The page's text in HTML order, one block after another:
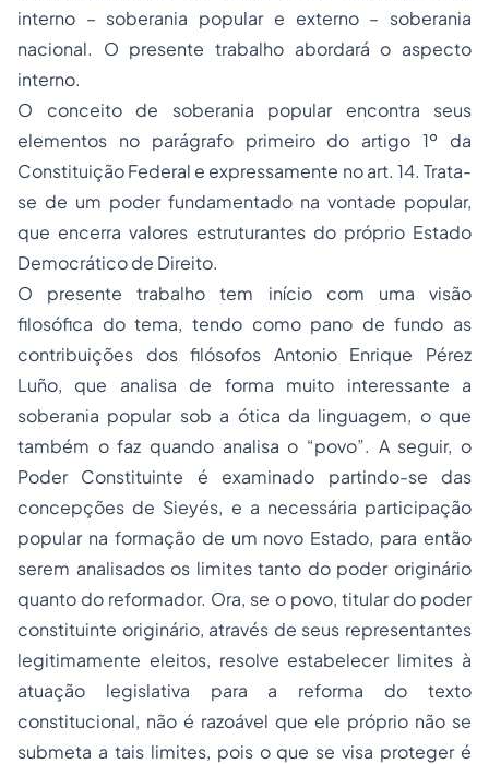
interno – soberania popular e externo – soberania
nacional. O presente trabalho abordará o aspecto
interno.
O conceito de soberania popular encontra seus
elementos no parágrafo primeiro do artigo 1º da
Constituição Federal e expressamente no art. 14. Trata-
se de um poder fundamentado na vontade popular,
que encerra valores estruturantes do próprio Estado
Democrático de Direito.
O presente trabalho tem início com uma visão
filosófica do tema, tendo como pano de fundo as
contribuições dos filósofos Antonio Enrique Pérez
Luño, que analisa de forma muito interessante a
soberania popular sob a ótica da linguagem, o que
também o faz quando analisa o “povo”. A seguir, o
Poder Constituinte é examinado partindo-se das
concepções de Sieyés, e a necessária participação
popular na formação de um novo Estado, para então
serem analisados os limites tanto do poder originário
quanto do reformador. Ora, se o povo, titular do poder
constituinte originário, através de seus representantes
legitimamente eleitos, resolve estabelecer limites à
atuação legislativa para a reforma do texto
constitucional, não é razoável que ele próprio não se
submeta a tais limites, pois o que se visa proteger é